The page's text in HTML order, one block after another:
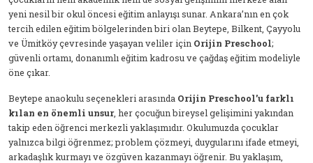
yeni nesil bir okul öncesi eğitim anlayışı sunar. Ankara’nın en çok
tercih edilen eğitim bölgelerinden biri olan Beytepe, Bilkent, Çayyolu
ve Ümitköy çevresinde yaşayan veliler için Orijin Preschool;
güvenli ortamı, donanımlı eğitim kadrosu ve çağdaş eğitim modeliyle
öne çıkar.
Beytepe anaokulu seçenekleri arasında Orijin Preschool’u farklı
kılan en önemli unsur, her çocuğun bireysel gelişimini yakından
takip eden öğrenci merkezli yaklaşımıdır. Okulumuzda çocuklar
yalnızca bilgi öğrenmez; problem çözmeyi, duygularını ifade etmeyi,
arkadaşlık kurmayı ve özgüven kazanmayı öğrenir. Bu yaklaşım,